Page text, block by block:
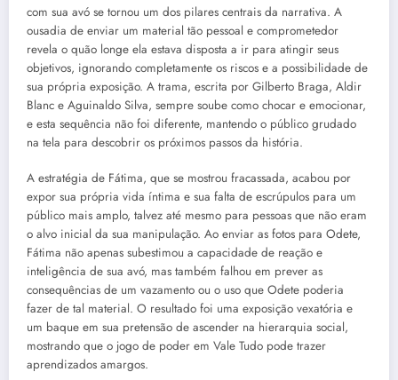
com sua avó se tornou um dos pilares centrais da narrativa. A
ousadia de enviar um material tão pessoal e comprometedor
revela o quão longe ela estava disposta a ir para atingir seus
objetivos, ignorando completamente os riscos e a possibilidade de
sua própria exposição. A trama, escrita por Gilberto Braga, Aldir
Blanc e Aguinaldo Silva, sempre soube como chocar e emocionar,
e esta sequência não foi diferente, mantendo o público grudado
na tela para descobrir os próximos passos da história.
A estratégia de Fátima, que se mostrou fracassada, acabou por
expor sua própria vida íntima e sua falta de escrúpulos para um
público mais amplo, talvez até mesmo para pessoas que não eram
o alvo inicial da sua manipulação. Ao enviar as fotos para Odete,
Fátima não apenas subestimou a capacidade de reação e
inteligência de sua avó, mas também falhou em prever as
consequências de um vazamento ou o uso que Odete poderia
fazer de tal material. O resultado foi uma exposição vexatória e
um baque em sua pretensão de ascender na hierarquia social,
mostrando que o jogo de poder em Vale Tudo pode trazer
aprendizados amargos.